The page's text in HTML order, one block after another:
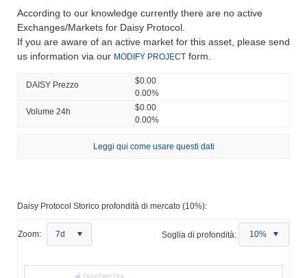
According to our knowledge currently there are no active
Exchanges/Markets for Daisy Protocol.
If you are aware of an active market for this asset, please send
us information via our MODIFY PROJECT form.
DAISY Prezzo
$0.00
0.00%
Volume 24h
$0.00
0.00%
Leggi qui come usare questi dati
Daisy Protocol Storico profondità di mercato (10%):
Zoom: 7d Soglia di profondità: 10%